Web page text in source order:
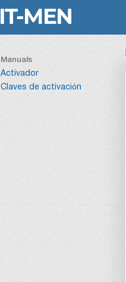
Manuals
Activador
Claves de activación